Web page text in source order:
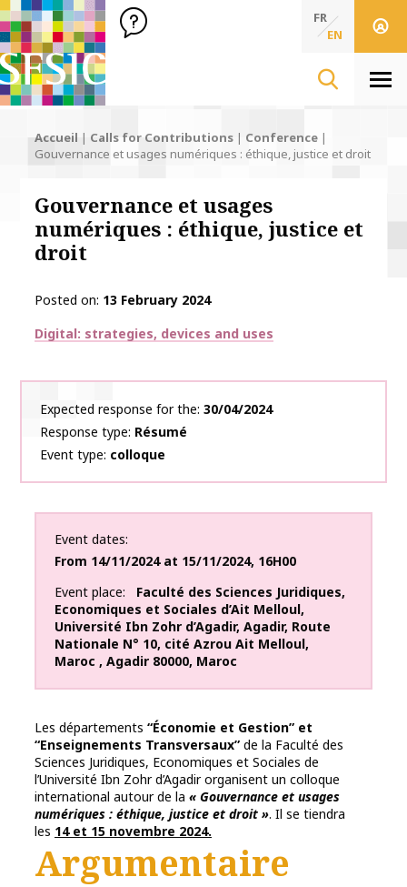
SFSIC Société Française des Sciences de l'Information & de
Société Française des Sciences de
FR
EN
Accueil | Calls for Contributions | Conference |
Gouvernance et usages numériques : éthique, justice et droit
Gouvernance et usages
numériques : éthique, justice et
droit
Posted on 13 February 2024
Thématiques
Digital: strategies, devices and uses
Expected response for the 30/04/2024
Response type Résumé
Event type colloque
Event dates
From 14/11/2024at 15/11/2024, 16H00
Event place
Faculté des Sciences Juridiques,
Economiques et Sociales d’Ait Melloul,
Université Ibn Zohr d’Agadir, Agadir, Route
Nationale N° 10, cité Azrou Ait Melloul,
Maroc , Agadir 80000, Maroc
Les départements “Économie et Gestion” et
“Enseignements Transversaux” de la Faculté des
Sciences Juridiques, Economiques et Sociales de
l’Université Ibn Zohr d’Agadir organisent un colloque
international autour de la « Gouvernance et usages
numériques : éthique, justice et droit ». Il se tiendra
les 14 et 15 novembre 2024.
Argumentaire